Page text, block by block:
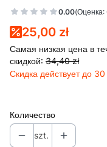
0.00
25,00 zł
Самая низкая цена в
скидкой: 34,40 zł
Скидка действует до
Количество
szt.